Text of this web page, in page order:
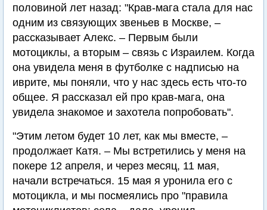
половиной лет назад: "Крав-мага стала для нас
одним из связующих звеньев в Москве, –
рассказывает Алекс. – Первым были
мотоциклы, а вторым – связь с Израилем. Когда
она увидела меня в футболке с надписью на
иврите, мы поняли, что у нас здесь есть что-то
общее. Я рассказал ей про крав-мага, она
увидела знакомое и захотела попробовать".
"Этим летом будет 10 лет, как мы вместе, –
продолжает Катя. – Мы встретились у меня на
покере 12 апреля, и через месяц, 11 мая,
начали встречаться. 15 мая я уронила его с
мотоцикла, и мы посмеялись про "правила